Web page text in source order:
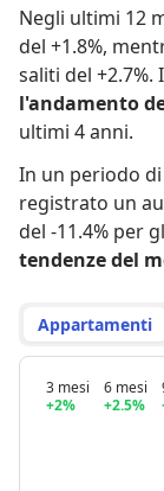
Negli ultimi 12
del +1.8%,
saliti del +2.7%.
l'andamento
ultimi 4 anni.
In un periodo
registrato un
del -11.4% per
tendenze del
Appartamenti
3 mesi
+2%
6 mesi
+2.5%